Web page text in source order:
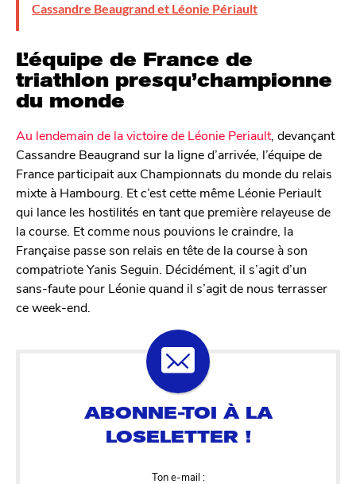
Cassandre Beaugrand et Léonie Périault
L’équipe de France de
triathlon presqu’championne
du monde
Au lendemain de la victoire de Léonie Periault, devançant
Cassandre Beaugrand sur la ligne d’arrivée, l’équipe de
France participait aux Championnats du monde du relais
mixte à Hambourg. Et c’est cette même Léonie Periault
qui lance les hostilités en tant que première relayeuse de
la course. Et comme nous pouvions le craindre, la
Française passe son relais en tête de la course à son
compatriote Yanis Seguin. Décidément, il s’agit d’un
sans-faute pour Léonie quand il s’agit de nous terrasser
ce week-end.
Ton e-mail :